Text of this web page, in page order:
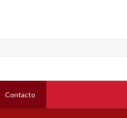
Contacto